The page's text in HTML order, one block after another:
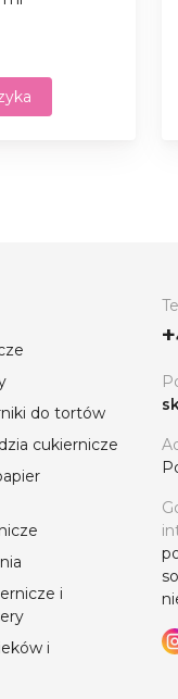
do tortów
cukiernicze
i
i